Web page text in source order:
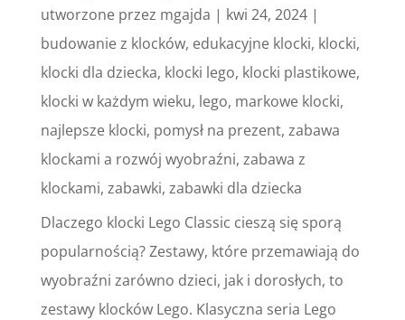
utworzone przez mgajda | kwi 24, 2024|
budowanie z klocków, edukacyjne klocki, klocki,
klocki dla dziecka, klocki lego, klocki plastikowe,
klocki w każdym wieku, lego, markowe klocki,
najlepsze klocki, pomysł na prezent, zabawa
klockami a rozwój wyobraźni, zabawa z
klockami, zabawki, zabawki dla dziecka
Dlaczego klocki Lego Classic cieszą się sporą
popularnością? Zestawy, które przemawiają do
wyobraźni zarówno dzieci, jak i dorosłych, to
zestawy klocków Lego. Klasyczna seria Lego